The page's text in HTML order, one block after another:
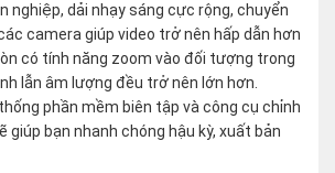
nghiệp, dải nhạy sáng cực rộng, chuyển
camera giúp video trở nên hấp dẫn hơn
có tính năng zoom vào đối tượng trong
lẫn âm lượng đều trở nên lớn hơn.
phần mềm biên tập và công cụ chỉnh
giúp bạn nhanh chóng hậu kỳ, xuất bản